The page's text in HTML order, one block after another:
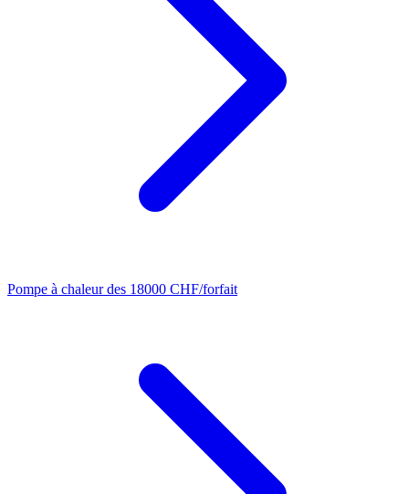
Pompe à chaleur des 18000 CHF/forfait